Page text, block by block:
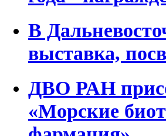
В
выставка,
ДВО РАН
«Морские